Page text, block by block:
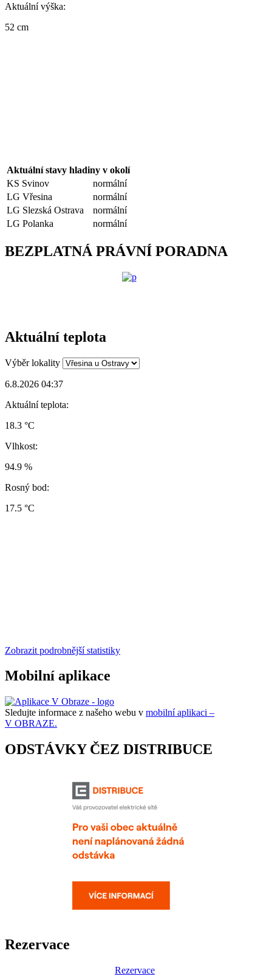
Aktuální výška:
52 cm
Aktuální stavy hladiny v okolí
KS Svinov
normální
LG Vřesina
normální
LG Slezská Ostrava
normální
LG Polanka
normální
BEZPLATNÁ PRÁVNÍ PORADNA
Aktuální teplota
Výběr lokality
6.8.2026 04:37
Aktuální teplota:
18.3 °C
Vlhkost:
94.9 %
Rosný bod:
17.5 °C
Zobrazit podrobnější statistiky
Mobilní aplikace
Sledujte informace z našeho webu v mobilní aplikaci –
V OBRAZE.
ODSTÁVKY ČEZ DISTRIBUCE
Rezervace
Rezervace